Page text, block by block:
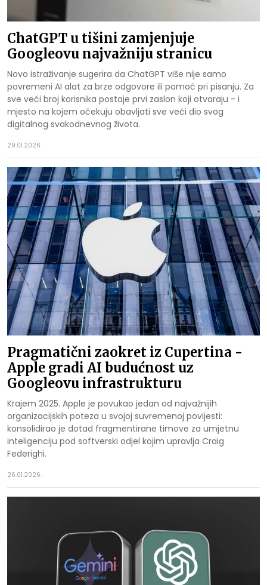
ChatGPT u tišini zamjenjuje
Googleovu najvažniju stranicu
Novo istraživanje sugerira da ChatGPT više nije samo
povremeni AI alat za brze odgovore ili pomoć pri pisanju. Za
sve veći broj korisnika postaje prvi zaslon koji otvaraju - i
mjesto na kojem očekuju obavljati sve veći dio svog
digitalnog svakodnevnog života.
29.01.2026.
Pragmatični zaokret iz Cupertina -
Apple gradi AI budućnost uz
Googleovu infrastrukturu
Krajem 2025. Apple je povukao jedan od najvažnijih
organizacijskih poteza u svojoj suvremenoj povijesti:
konsolidirao je dotad fragmentirane timove za umjetnu
inteligenciju pod softverski odjel kojim upravlja Craig
Federighi.
26.01.2026.